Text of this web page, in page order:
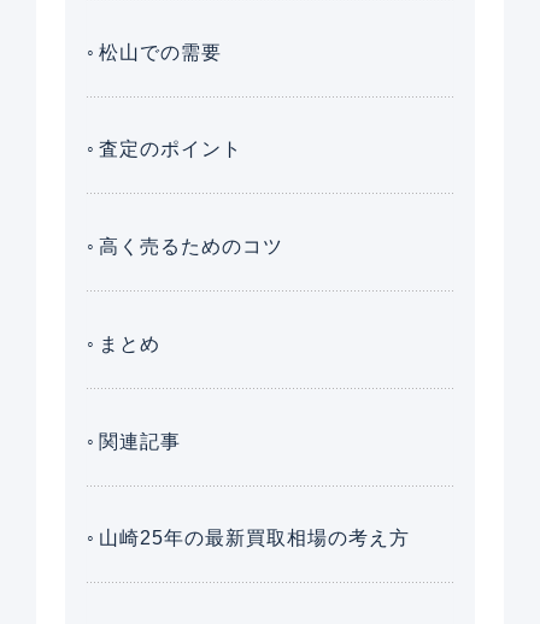
松山での需要
査定のポイント
高く売るためのコツ
まとめ
関連記事
山崎25年の最新買取相場の考え方